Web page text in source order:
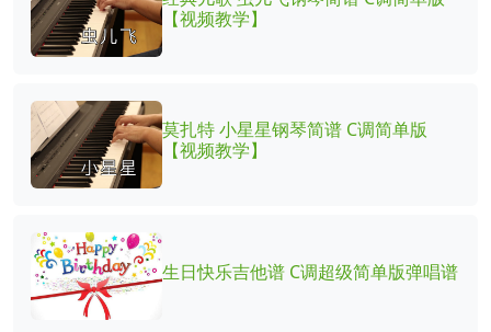
【视频教学】
莫扎特 小星星钢琴简谱 C调简单版
【视频教学】
生日快乐吉他谱 C调超级简单版弹唱谱